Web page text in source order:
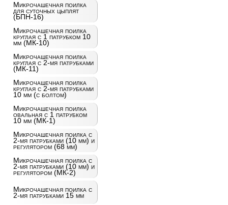
Микрочашечная поилка
для суточных цыплят
(БПН-16)
Микрочашечная поилка
круглая с 1 патрубком 10
мм (МК-10)
Микрочашечная поилка
круглая с 2-мя патрубками
(МК-11)
Микрочашечная поилка
круглая с 2-мя патрубками
10 мм (с болтом)
Микрочашечная поилка
овальная с 1 патрубком
10 мм (МК-1)
Микрочашечная поилка с
2-мя патрубками (10 мм) и
регулятором (68 мм)
Микрочашечная поилка с
2-мя патрубками (10 мм) и
регулятором (МК-2)
Микрочашечная поилка с
2-мя патрубками 15 мм